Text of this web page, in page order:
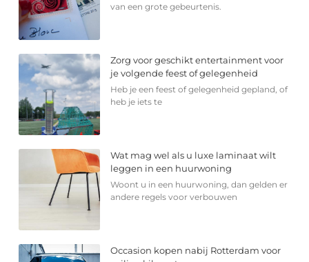
van een grote gebeurtenis.
Zorg voor geschikt entertainment voor
je volgende feest of gelegenheid
Heb je een feest of gelegenheid gepland, of
heb je iets te
Wat mag wel als u luxe laminaat wilt
leggen in een huurwoning
Woont u in een huurwoning, dan gelden er
andere regels voor verbouwen
Occasion kopen nabij Rotterdam voor